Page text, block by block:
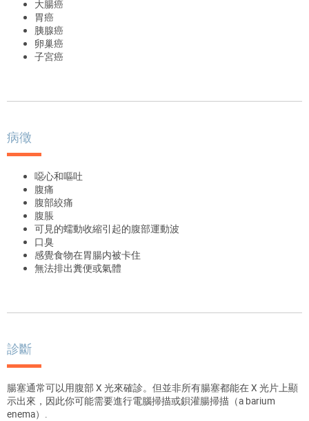
大腸癌
胃癌
胰腺癌
卵巢癌
子宮癌
病徵
噁心和嘔吐
腹痛
腹部絞痛
腹脹
可見的蠕動收縮引起的腹部運動波
口臭
感覺食物在胃腸内被卡住
無法排出糞便或氣體
診斷
腸塞通常可以用腹部 X 光來確診。但並非所有腸塞都能在 X 光片上顯
示出來，因此你可能需要進行電腦掃描或鋇灌腸掃描（a barium
enema）.